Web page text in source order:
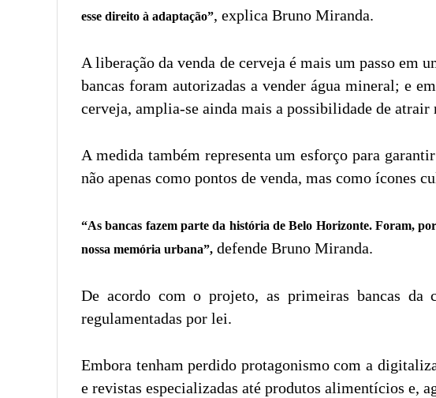
esse direito à adaptação”, explica Bruno Miranda.
A liberação da venda de cerveja é mais um passo em
bancas foram autorizadas a vender água mineral; e
cerveja, amplia-se ainda mais a possibilidade de atrair
A medida também representa um esforço para
não apenas como pontos de venda, mas como ícones
“As bancas fazem parte da história de Belo Horizonte. Foram,
nossa memória urbana”, defende Bruno Miranda.
De acordo com o projeto, as primeiras bancas
regulamentadas por lei.
Embora tenham perdido protagonismo com a
e revistas especializadas até produtos alimentícios e,